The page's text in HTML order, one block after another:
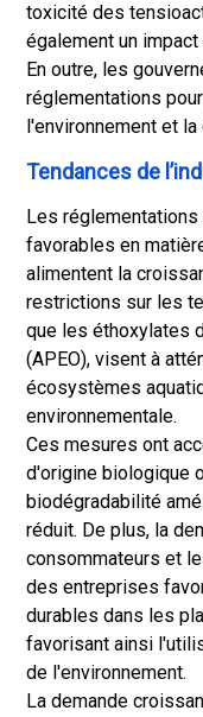
toxicité des
également un
En outre, les
réglementations
l'environnement et
Tendances de
Les
favorables en
alimentent la
restrictions sur les
que les éthoxylates
(APEO), visent à
écosystèmes
environnementale.
Ces mesures ont
d'origine biologique
biodégradabilité
réduit. De plus, la
consommateurs et
des entreprises
durables dans les
favorisant ainsi
de l'environnement.
La demande